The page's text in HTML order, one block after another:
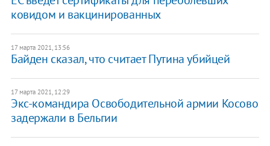
ковидом и вакцинированных
17 марта 2021, 13:56
Байден сказал, что считает Путина убийцей
17 марта 2021, 12:29
Экс-командира Освободительной армии Косово
задержали в Бельгии